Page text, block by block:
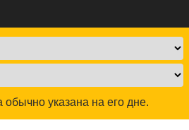
обычно указана на его дне.